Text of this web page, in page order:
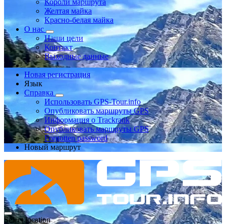
Желтая майка
Красно-белая майка
О нас
Наши цели
Контакт
Выходные данные
Новая регистрация
Язык
Справка
Использовать GPS-Tour.info
Опубликовать маршруты GPS
Информация о Trackrank
Опубликовать маршруты GPS
Forgotten password
Новый маршрут
Select location